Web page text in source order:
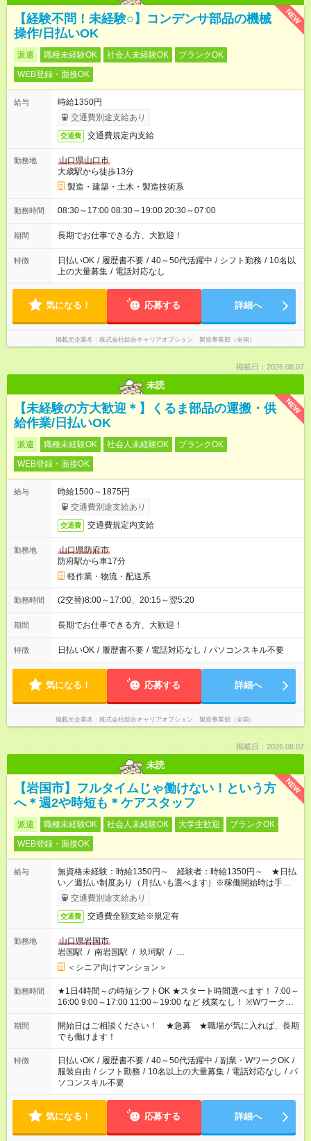
NEW
【経験不問！未経験○】コンデンサ部品の機械
操作/日払いOK
派遣 職種未経験OK 社会人未経験OK
ブランクOK
WEB登録・面接OK
給与
時給1350円
交通費別途支給あり
交通費 交通費規定内支給
勤務地
山口県山口市
大歳駅から徒歩13分
製造・建築・土木・製造技術系
勤務時間 08:30～17:00 08:30～19:00 20:30～07:00
期間 長期でお仕事できる方、大歓迎！
特徴 日払いOK / 履歴書不要 / 40～50代活躍中 / シフト勤務 / 10名以
上の大量募集 / 電話対応なし
気になる！ 応募する 詳細へ
掲載元企業名 株式会社綜合キャリアオプション 製造事業部（全国）
掲載日：2026.08.07
未読
NEW
【未経験の方大歓迎＊】くるま部品の運搬・供
給作業/日払いOK
派遣 職種未経験OK 社会人未経験OK
ブランクOK
WEB登録・面接OK
給与
時給1500～1875円
交通費別途支給あり
交通費 交通費規定内支給
勤務地
山口県防府市
防府駅から車17分
軽作業・物流・配送系
勤務時間 (2交替)8:00～17:00、20:15～翌5:20
期間 長期でお仕事できる方、大歓迎！
特徴 日払いOK / 履歴書不要 / 電話対応なし / パソコンスキル不要
気になる！ 応募する 詳細へ
掲載元企業名 株式会社綜合キャリアオプション 製造事業部（全国）
掲載日：2026.08.07
未読
NEW
【岩国市】フルタイムじゃ働けない！という方
へ＊週2や時短も＊ケアスタッフ
派遣 職種未経験OK 社会人未経験OK 大学生歓迎
ブランクOK
WEB登録・面接OK
給与
無資格未経験：時給1350円～ 経験者：時給1350円～ ★日払
い／週払い制度あり（月払いも選べます）※稼働開始時は手続き
完了次第のお支払いとなります。
交通費別途支給あり
交通費 交通費全額支給※規定有
勤務地
山口県岩国市
岩国駅 / 南岩国駅 / 玖珂駅 / …
＜シニア向けマンション＞
勤務時間
★1日4時間～の時短シフトOK ★スタート時間選べます！ 7:00～
16:00 9:00～17:00 11:00～19:00 など 残業なし！ ※Wワークの
場合、他のお仕事と合わせ週40時間超の就業はご案内できませ
ん ※法令に基づき、週20時間以上勤務は社会保険への加入対象
となります ※労働者派遣法（日雇い派遣の原則禁止）により、
短時間・短期間の就業はご案内が難しい場合があります
期間
開始日はご相談ください！ ★急募 ★職場が気に入れば、長期
でも働けます！
特徴 日払いOK / 履歴書不要 / 40～50代活躍中 / 副業・WワークOK /
服装自由 / シフト勤務 / 10名以上の大量募集 / 電話対応なし / パ
ソコンスキル不要
気になる！ 応募する 詳細へ